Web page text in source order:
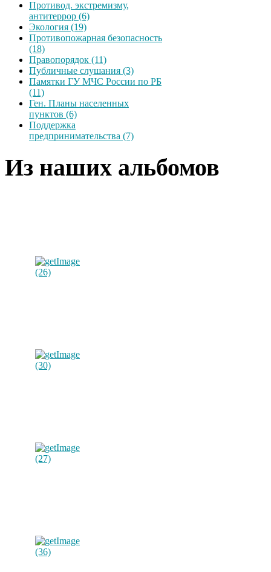
Противод. экстремизму,
антитеррор (6)
Экология (19)
Противопожарная безопасность
(18)
Правопорядок (11)
Публичные слушания (3)
Памятки ГУ МЧС России по РБ
(11)
Ген. Планы населенных
пунктов (6)
Поддержка
предпринимательства (7)
Из наших альбомов